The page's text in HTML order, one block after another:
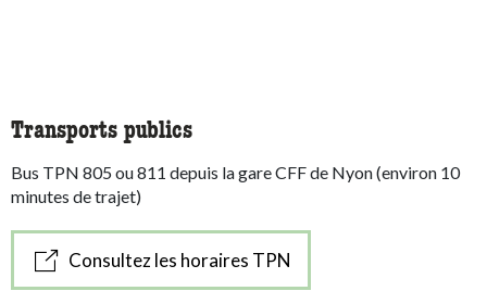
Transports publics
Bus TPN 805 ou 811 depuis la gare CFF de Nyon (environ 10
minutes de trajet)
Consultez les horaires TPN